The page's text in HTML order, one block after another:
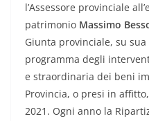
l’Assessore provinciale
patrimonio Massimo
Giunta provinciale, su
programma degli
e straordinaria dei beni
Provincia, o presi in
2021. Ogni anno la